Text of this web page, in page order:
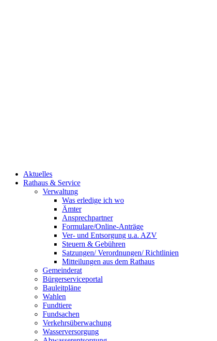
Aktuelles
Rathaus & Service
Verwaltung
Was erledige ich wo
Ämter
Ansprechpartner
Formulare/Online-Anträge
Ver- und Entsorgung u.a. AZV
Steuern & Gebühren
Satzungen/ Verordnungen/ Richtlinien
Mitteilungen aus dem Rathaus
Gemeinderat
Bürgerserviceportal
Bauleitpläne
Wahlen
Fundtiere
Fundsachen
Verkehrsüberwachung
Wasserversorgung